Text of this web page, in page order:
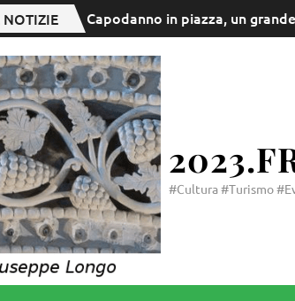
NOTIZIE I riti della Passione (anche di
#Cultura #Turismo